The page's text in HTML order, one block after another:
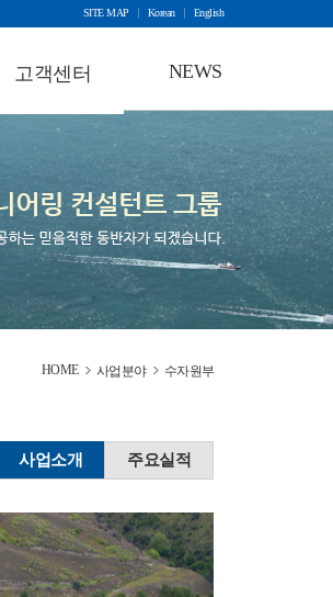
고객센터
원격지원
NEWS
건설뉴스
건설자료실
건설날씨
협력업체등록
SITE MAP Korean English
HOME 사업분야 수자원부
사업소개 주요실적